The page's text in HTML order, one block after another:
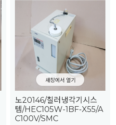
새창에서 열기
노20146/칠러냉각기시스
템/HEC105W-1BF-X55/A
C100V/SMC